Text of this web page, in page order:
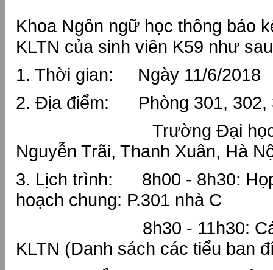
Khoa Ngôn ngữ học thông báo
KLTN của sinh viên K59 như
1. Thời gian: Ngày 11/6/2018
2. Địa điểm: Phòng 301, 302,
Trường Đại học
Nguyễn Trãi, Thanh Xuân, Hà
3. Lịch trình: 8h00 - 8h30:
hoạch chung: P.301 nhà C
8h30 - 11h30: Các
KLTN (Danh sách các tiểu ban